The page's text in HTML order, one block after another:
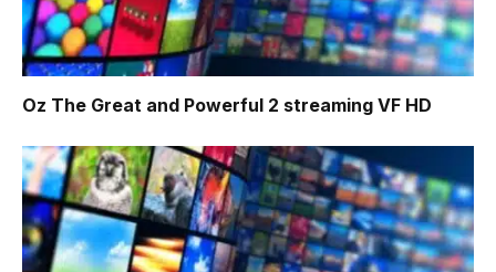
Oz The Great and Powerful 2 streaming VF HD